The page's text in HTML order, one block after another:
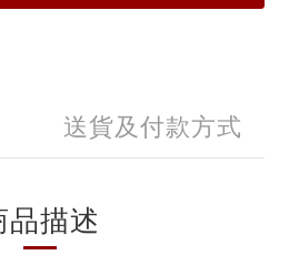
送貨及付款方式
品描述